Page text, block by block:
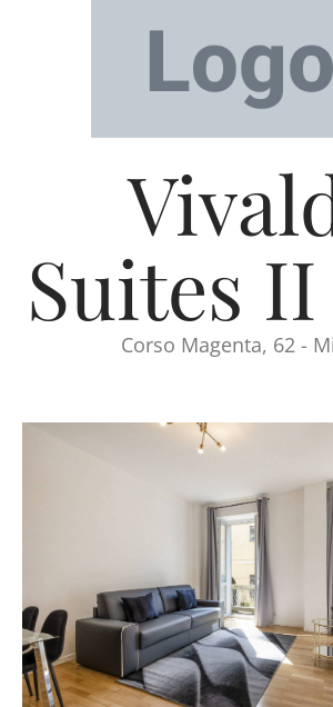
Suites
Corso Magenta, 62 -